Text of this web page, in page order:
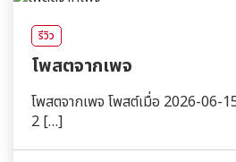
รีวิว
โพสตจากเพจ
โพสตจากเพจ โพสต์เมื่อ 2026-06-
2 […]